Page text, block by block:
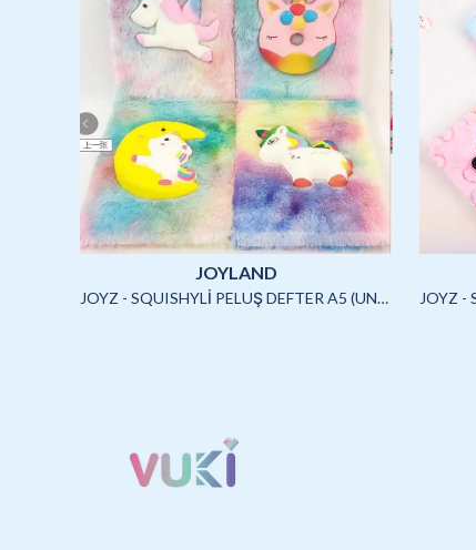
JOYLAND
JOYZ - SQUISHYLİ PELUŞ DEFTER A5 (UNICORN2)-4/S